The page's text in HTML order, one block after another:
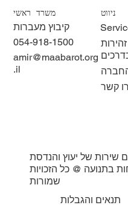
משרד ראשי
קיבוץ מעברות
054-918-1500
amir@maabarot.org
.il
ניווט
קשר
תנאים והגבלות
שירות של יעוץ והנדסת
בתנועה @ כל הזכויות